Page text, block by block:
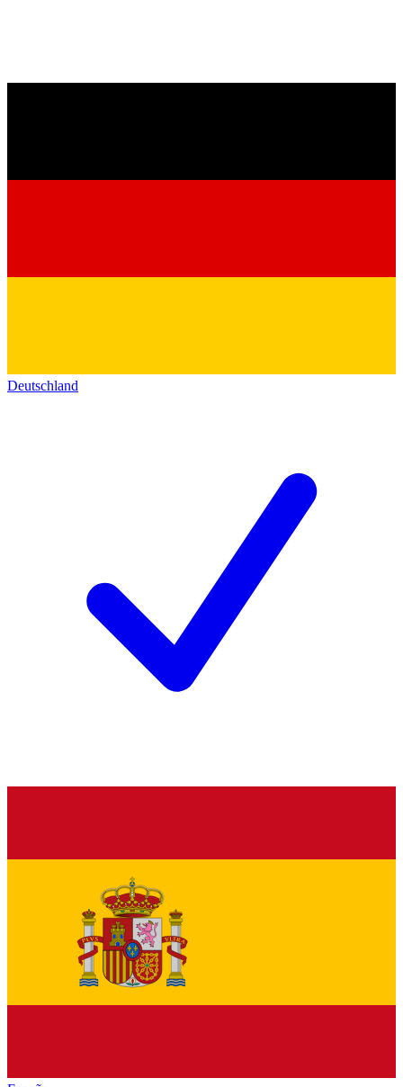
Deutschland